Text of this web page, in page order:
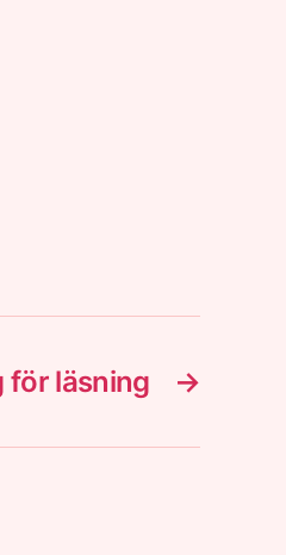
→
för läsning